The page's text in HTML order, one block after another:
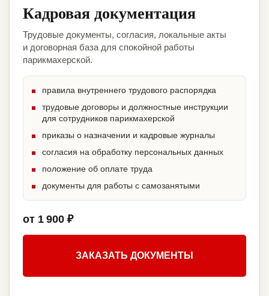
Кадровая документация
Трудовые документы, согласия, локальные акты
и договорная база для спокойной работы
парикмахерской.
правила внутреннего трудового распорядка
трудовые договоры и должностные инструкции
для сотрудников парикмахерской
приказы о назначении и кадровые журналы
согласия на обработку персональных данных
положение об оплате труда
документы для работы с самозанятыми
от 1 900 ₽
ЗАКАЗАТЬ ДОКУМЕНТЫ